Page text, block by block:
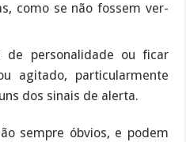
como se não fossem ver-
de personalidade ou ficar
agitado, particularmente
dos sinais de alerta.
sempre óbvios, e podem